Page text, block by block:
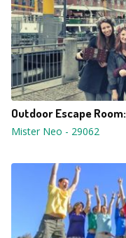
Outdoor Escape
Mister Neo - 29062